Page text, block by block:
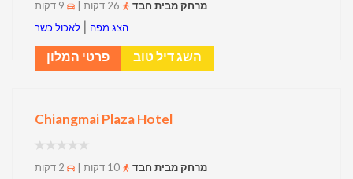
מרחק מבית חבד
הצג מפה | לאכול כשר
פרטי המלון השג דיל טוב
Chiangmai Plaza Hotel
מרחק מבית חבד